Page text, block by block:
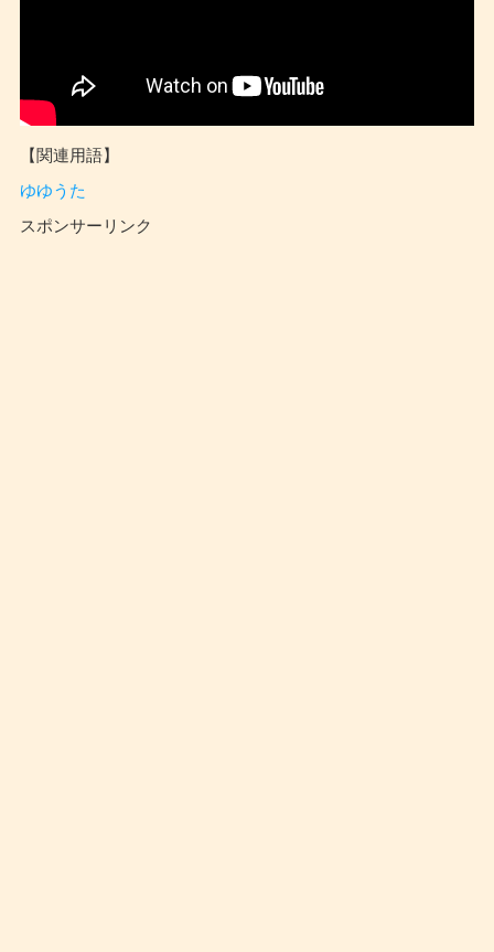
【関連用語】
ゆゆうた
スポンサーリンク